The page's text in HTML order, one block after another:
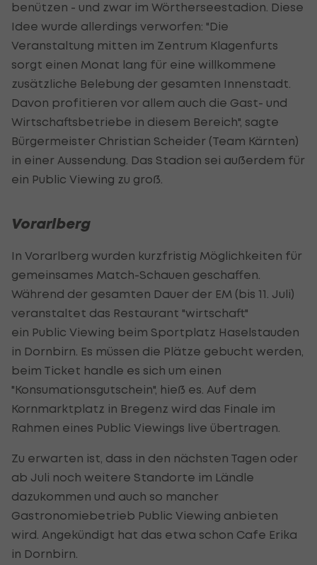
benützen - und zwar im Wörtherseestadion. Diese
Idee wurde allerdings verworfen: "Die
Veranstaltung mitten im Zentrum Klagenfurts
sorgt einen Monat lang für eine willkommene
zusätzliche Belebung der gesamten Innenstadt.
Davon profitieren vor allem auch die Gast- und
Wirtschaftsbetriebe in diesem Bereich", sagte
Bürgermeister Christian Scheider (Team Kärnten)
in einer Aussendung. Das Stadion sei außerdem für
ein Public Viewing zu groß.
Vorarlberg
In Vorarlberg wurden kurzfristig Möglichkeiten für
gemeinsames Match-Schauen geschaffen.
Während der gesamten Dauer der EM (bis 11. Juli)
veranstaltet das Restaurant "wirtschaft"
ein Public Viewing beim Sportplatz Haselstauden
in Dornbirn. Es müssen die Plätze gebucht werden,
beim Ticket handle es sich um einen
"Konsumationsgutschein", hieß es. Auf dem
Kornmarktplatz in Bregenz wird das Finale im
Rahmen eines Public Viewings live übertragen.
Zu erwarten ist, dass in den nächsten Tagen oder
ab Juli noch weitere Standorte im Ländle
dazukommen und auch so mancher
Gastronomiebetrieb Public Viewing anbieten
wird. Angekündigt hat das etwa schon Cafe Erika
in Dornbirn.